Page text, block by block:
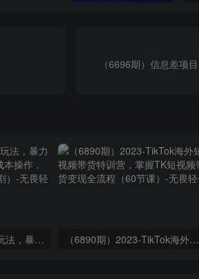
（6696期）信息差项
（9420期）最新短剧玩法，暴力变现日入1000+私域零成本操作，全程干货（附1400G短剧） （6890期）2023-TikTok海外短视频带货特训营，掌握TK短视频带货变现全流程（60节课）